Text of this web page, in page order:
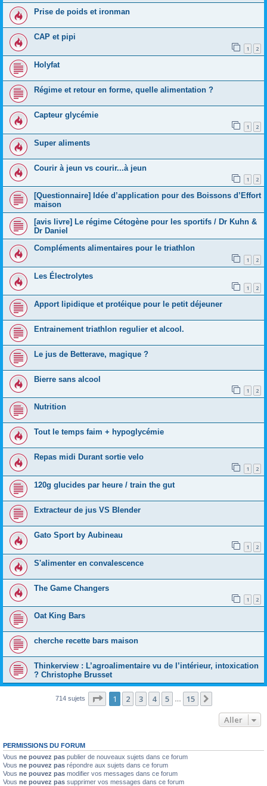
Prise de poids et ironman
CAP et pipi
1 2
Holyfat
Régime et retour en forme, quelle alimentation ?
Capteur glycémie
1 2
Super aliments
Courir à jeun vs courir...à jeun
1 2
[Questionnaire] Idée d’application pour des Boissons d’Effort
maison
[avis livre] Le régime Cétogène pour les sportifs / Dr Kuhn &
Dr Daniel
Compléments alimentaires pour le triathlon
1 2
Les Électrolytes
1 2
Apport lipidique et protéique pour le petit déjeuner
Entrainement triathlon regulier et alcool.
Le jus de Betterave, magique ?
Bierre sans alcool
1 2
Nutrition
Tout le temps faim + hypoglycémie
Repas midi Durant sortie velo
1 2
120g glucides par heure / train the gut
Extracteur de jus VS Blender
Gato Sport by Aubineau
1 2
S'alimenter en convalescence
The Game Changers
1 2
Oat King Bars
cherche recette bars maison
Thinkerview : L’agroalimentaire vu de l’intérieur, intoxication
? Christophe Brusset
714 sujets Page 1sur
1 2 3 4 5 15
Aller
PERMISSIONS DU FORUM
Vous ne pouvez pas publier de nouveaux sujets dans ce forum
Vous ne pouvez pas répondre aux sujets dans ce forum
Vous ne pouvez pas modifier vos messages dans ce forum
Vous ne pouvez pas supprimer vos messages dans ce forum